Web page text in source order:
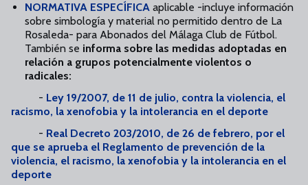
NORMATIVA ESPECÍFICA aplicable -incluye información
sobre simbología y material no permitido dentro de La
Rosaleda- para Abonados del Málaga Club de Fútbol.
También se informa sobre las medidas adoptadas en
relación a grupos potencialmente violentos o
radicales:
- Ley 19/2007, de 11 de julio, contra la violencia, el
racismo, la xenofobia y la intolerancia en el deporte
- Real Decreto 203/2010, de 26 de febrero, por el
que se aprueba el Reglamento de prevención de la
violencia, el racismo, la xenofobia y la intolerancia en el
deporte